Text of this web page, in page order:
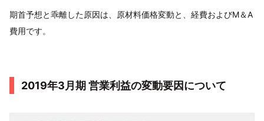
期首予想と乖離した原因は、原材料価格変動と、経費およびM＆A
費用です。
2019年3月期 営業利益の変動要因について